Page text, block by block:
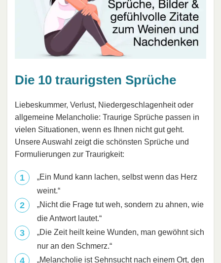
Die 10 traurigsten Sprüche
Liebeskummer, Verlust, Niedergeschlagenheit oder
allgemeine Melancholie: Traurige Sprüche passen in
vielen Situationen, wenn es Ihnen nicht gut geht.
Unsere Auswahl zeigt die schönsten Sprüche und
Formulierungen zur Traurigkeit:
„Ein Mund kann lachen, selbst wenn das Herz
weint.“
„Nicht die Frage tut weh, sondern zu ahnen, wie
die Antwort lautet.“
„Die Zeit heilt keine Wunden, man gewöhnt sich
nur an den Schmerz.“
„Melancholie ist Sehnsucht nach einem Ort, den